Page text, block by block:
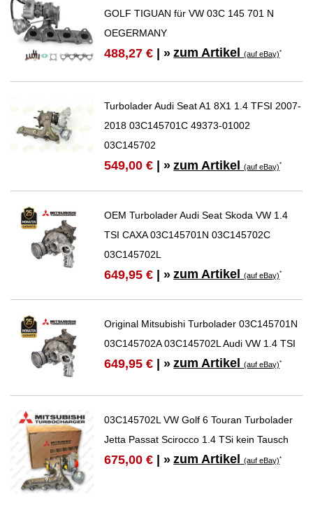
GOLF TIGUAN für VW 03C 145 701 N
OEGERMANY
488,27 € | » zum Artikel(auf eBay)*
Turbolader Audi Seat A1 8X1 1.4 TFSI 2007-
2018 03C145701C 49373-01002
03C145702
549,00 € | » zum Artikel(auf eBay)*
OEM Turbolader Audi Seat Skoda VW 1.4
TSI CAXA 03C145701N 03C145702C
03C145702L
649,95 € | » zum Artikel(auf eBay)*
Original Mitsubishi Turbolader 03C145701N
03C145702A 03C145702L Audi VW 1.4 TSI
649,95 € | » zum Artikel(auf eBay)*
03C145702L VW Golf 6 Touran Turbolader
Jetta Passat Scirocco 1.4 TSi kein Tausch
675,00 € | » zum Artikel(auf eBay)*